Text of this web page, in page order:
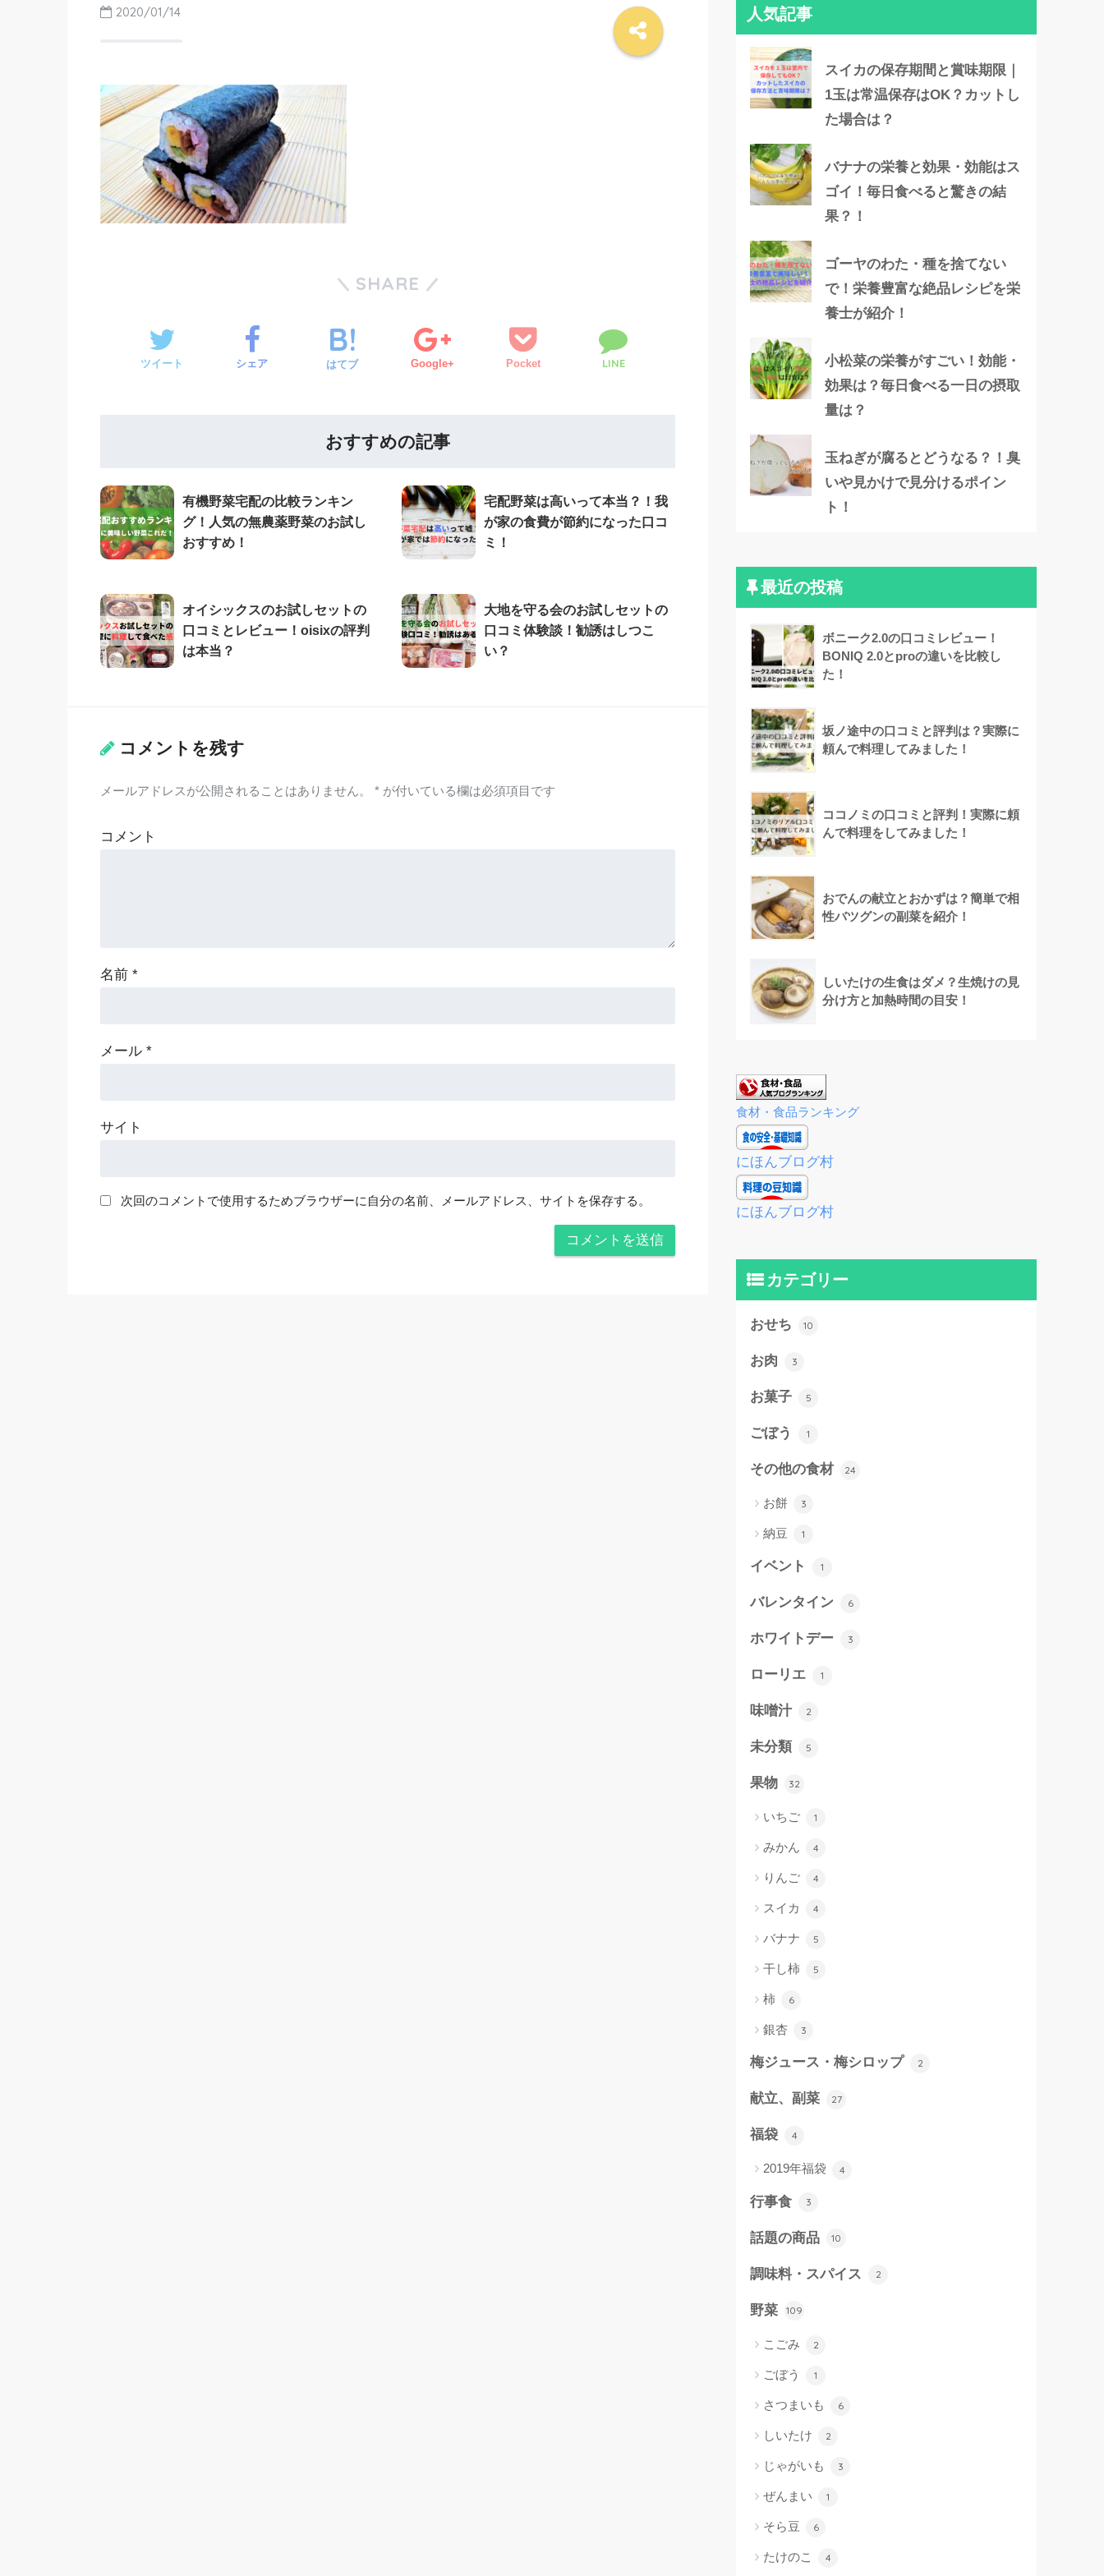
2020/01/14
SHARE
ツイート シェア はてブ Google+ Pocket LINE
おすすめの記事
有機野菜宅配の比較ランキン
グ！人気の無農薬野菜のお試し
おすすめ！
宅配野菜は高いって本当？！我
が家の食費が節約になった口コ
ミ！
オイシックスのお試しセットの
口コミとレビュー！oisixの評判
は本当？
大地を守る会のお試しセットの
口コミ体験談！勧誘はしつこ
い？
コメントを残す
メールアドレスが公開されることはありません。 * が付いている欄は必須項目です
コメント
名前 *
メール *
サイト
次回のコメントで使用するためブラウザーに自分の名前、メールアドレス、サイトを保存する。
人気記事
スイカの保存期間と賞味期限｜
1玉は常温保存はOK？カットし
た場合は？
バナナの栄養と効果・効能はス
ゴイ！毎日食べると驚きの結
果？！
ゴーヤのわた・種を捨てない
で！栄養豊富な絶品レシピを栄
養士が紹介！
小松菜の栄養がすごい！効能・
効果は？毎日食べる一日の摂取
量は？
玉ねぎが腐るとどうなる？！臭
いや見かけで見分けるポイン
ト！
最近の投稿
ボニーク2.0の口コミレビュー！
BONIQ 2.0とproの違いを比較し
た！
坂ノ途中の口コミと評判は？実際に
頼んで料理してみました！
ココノミの口コミと評判！実際に頼
んで料理をしてみました！
おでんの献立とおかずは？簡単で相
性バツグンの副菜を紹介！
しいたけの生食はダメ？生焼けの見
分け方と加熱時間の目安！
食材・食品ランキング
にほんブログ村
にほんブログ村
カテゴリー
おせち 10
お肉 3
お菓子 5
ごぼう 1
その他の食材 24
お餅 3
納豆 1
イベント 1
バレンタイン 6
ホワイトデー 3
ローリエ 1
味噌汁 2
未分類 5
果物 32
いちご 1
みかん 4
りんご 4
スイカ 4
バナナ 5
干し柿 5
柿 6
銀杏 3
梅ジュース・梅シロップ 2
献立、副菜 27
福袋 4
2019年福袋 4
行事食 3
話題の商品 10
調味料・スパイス 2
野菜 109
こごみ 2
ごぼう 1
さつまいも 6
しいたけ 2
じゃがいも 3
ぜんまい 1
そら豆 6
たけのこ 4